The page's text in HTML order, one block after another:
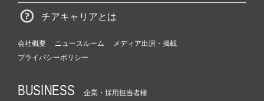
チアキャリアとは
会社概要 ニュースルーム
メディア出演・掲載
プライバシーポリシー
BUSINESS 企業・採用担当者様